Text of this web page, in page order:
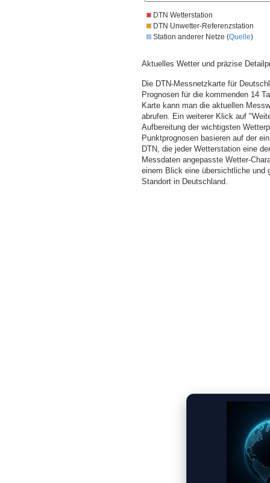
DTN Wetterstation
DTN Unwetter-Referenzstation
Station anderer Netze (Quelle)
Aktuelles Wetter und präzise
Die DTN-Messnetzkarte für
Prognosen für die kommenden 14
Karte kann man die aktuellen
abrufen. Ein weiterer Klick auf
Aufbereitung der wichtigsten
Punktprognosen basieren auf der
DTN, die jeder Wetterstation eine
Messdaten angepasste Wetter-
einem Blick eine übersichtliche und
Standort in Deutschland.